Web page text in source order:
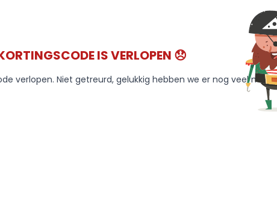
IS VERLOPEN 😞
verlopen. Niet getreurd, gelukkig hebben we er nog veel meer!